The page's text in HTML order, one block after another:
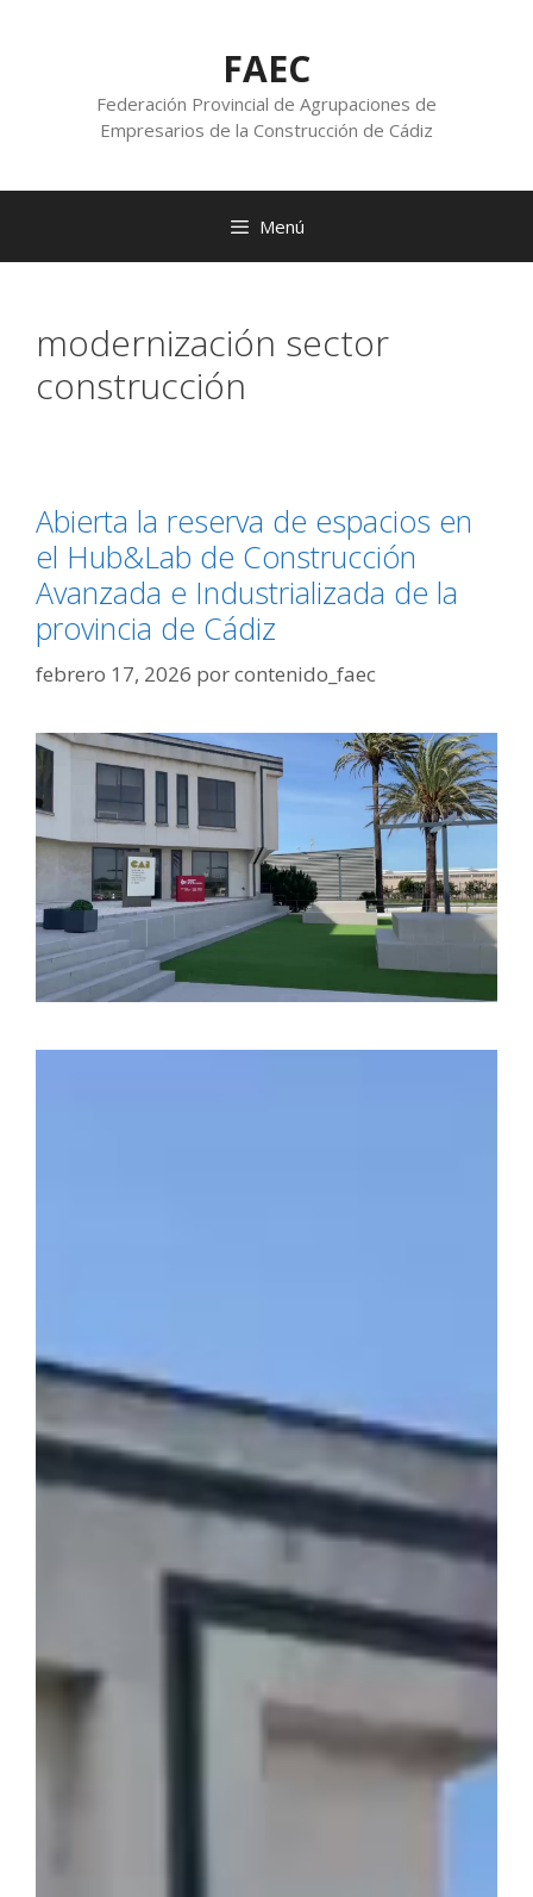
FAEC
Federación Provincial de Agrupaciones de
Empresarios de la Construcción de Cádiz
Menú
modernización sector
construcción
Abierta la reserva de espacios en
el Hub&Lab de Construcción
Avanzada e Industrializada de la
provincia de Cádiz
febrero 17, 2026 porcontenido_faec